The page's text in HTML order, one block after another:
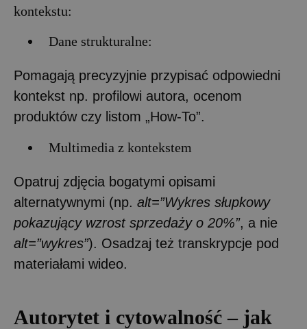
kontekstu:
Dane strukturalne:
Pomagają precyzyjnie przypisać odpowiedni
kontekst np. profilowi autora, ocenom
produktów czy listom „How-To”.
Multimedia z kontekstem
Opatruj zdjęcia bogatymi opisami
alternatywnymi (np. alt=”Wykres słupkowy
pokazujący wzrost sprzedaży o 20%”, a nie
alt=”wykres”). Osadzaj też transkrypcje pod
materiałami wideo.
Autorytet i cytowalność – jak